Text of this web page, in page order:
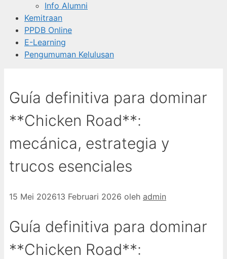
Info Alumni
Kemitraan
PPDB Online
E-Learning
Pengumuman Kelulusan
Guía definitiva para dominar
**Chicken Road**:
mecánica, estrategia y
trucos esenciales
15 Mei 202613 Februari 2026 oleh admin
Guía definitiva para dominar
**Chicken Road**: